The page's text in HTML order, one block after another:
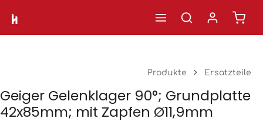
Zum Hauptinhalt springen
Produkte Ersatzteile
Geiger Gelenklager 90°; Grundplatte
42x85mm; mit Zapfen Ø11,9mm